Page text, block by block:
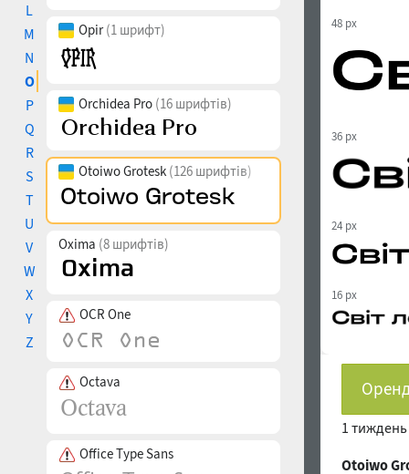
L
M
N
O
P
Q
R
S
T
U
V
W
X
Y
Z
Opir(1 шрифт)
Orchidea Pro (16 шрифтів)
Otoiwo Grotesk (126 шрифтів)
Oxima (8 шрифтів)
OCR One
Octava
Office Type Sans
48 px
36 px
24 px
16 px
1
Otoiwo